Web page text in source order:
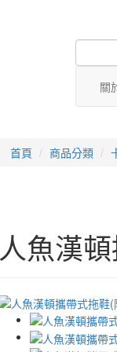
關
首頁 商品分類
人魚漢